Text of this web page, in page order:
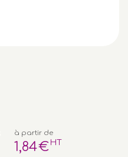
à partir de
1,84€ HT